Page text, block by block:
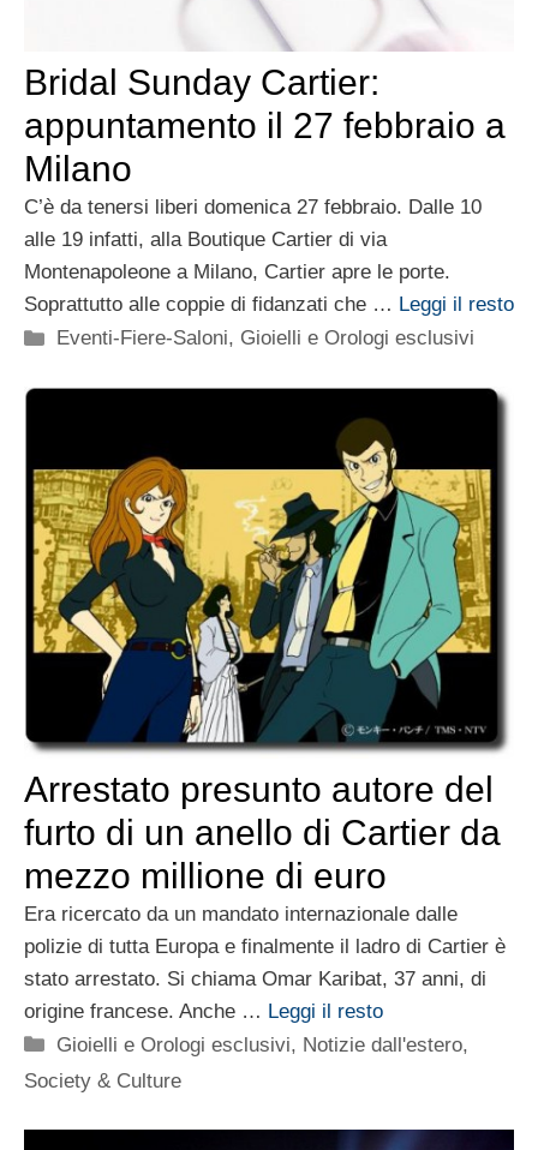
Bridal Sunday Cartier:
appuntamento il 27 febbraio a
Milano
C’è da tenersi liberi domenica 27 febbraio. Dalle 10
alle 19 infatti, alla Boutique Cartier di via
Montenapoleone a Milano, Cartier apre le porte.
Soprattutto alle coppie di fidanzati che … Leggi il resto
Categorie
Eventi-Fiere-Saloni, Gioielli e Orologi esclusivi
Arrestato presunto autore del
furto di un anello di Cartier da
mezzo millione di euro
Era ricercato da un mandato internazionale dalle
polizie di tutta Europa e finalmente il ladro di Cartier è
stato arrestato. Si chiama Omar Karibat, 37 anni, di
origine francese. Anche … Leggi il resto
Categorie
Gioielli e Orologi esclusivi, Notizie dall'estero,
Society & Culture